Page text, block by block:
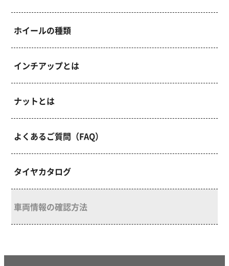
ホイールの種類
インチアップとは
ナットとは
よくあるご質問（FAQ）
タイヤカタログ
車両情報の確認方法